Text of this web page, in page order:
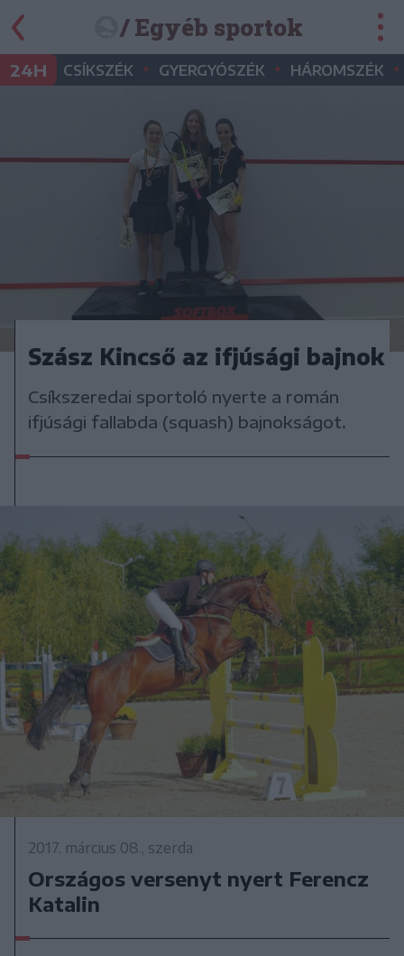
/ Egyéb sportok
24H CSÍKSZÉK • GYERGYÓSZÉK • HÁROMSZÉK •
Szász Kincső az ifjúsági bajnok
Csíkszeredai sportoló nyerte a román
ifjúsági fallabda (squash) bajnokságot.
2017. március 08., szerda
Országos versenyt nyert Ferencz
Katalin